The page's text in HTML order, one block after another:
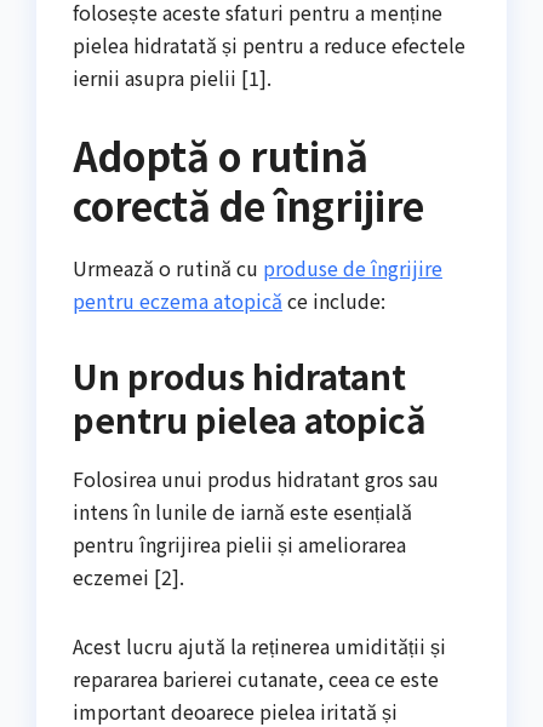
folosește aceste sfaturi pentru a menține
pielea hidratată și pentru a reduce efectele
iernii asupra pielii [1].
Adoptă o rutină
corectă de îngrijire
Urmează o rutină cu produse de îngrijire
pentru eczema atopică ce include:
Un produs hidratant
pentru pielea atopică
Folosirea unui produs hidratant gros sau
intens în lunile de iarnă este esențială
pentru îngrijirea pielii și ameliorarea
eczemei [2].
Acest lucru ajută la reținerea umidității și
repararea barierei cutanate, ceea ce este
important deoarece pielea iritată și